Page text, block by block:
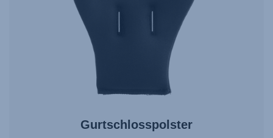
Gurtschlosspolster